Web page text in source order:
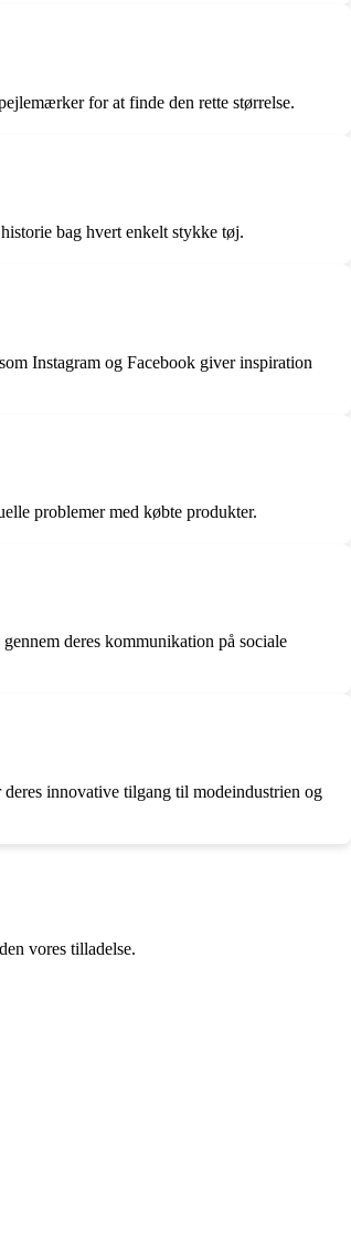
for at finde den rette størrelse.
bag hvert enkelt stykke tøj.
Instagram og Facebook giver inspiration
problemer med købte produkter.
deres kommunikation på sociale
innovative tilgang til modeindustrien og
vores tilladelse.